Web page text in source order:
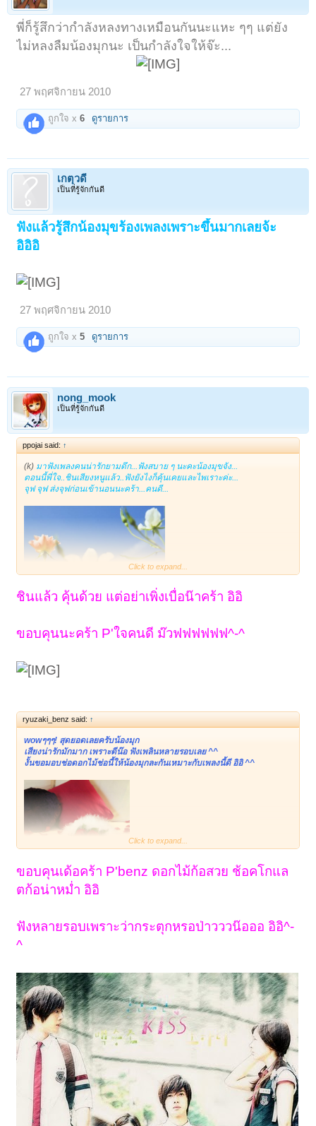
พี่ก็รู้สึกว่ากำลังหลงทางเหมือนกันนะแหะ ๆๆ แต่ยัง
ไม่หลงลืมน้องมุกนะ เป็นกำลังใจให้จ๊ะ...
27 พฤศจิกายน 2010
ถูกใจ x6 ดูรายการ
เกตุวดี
เป็นที่รู้จักกันดี
ฟังแล้วรู้สึกน้องมุขร้องเพลงเพราะขึ้นมากเลยจ้ะ
อิอิอิ
27 พฤศจิกายน 2010
ถูกใจ x5 ดูรายการ
nong_mook
เป็นที่รู้จักกันดี
ppojai said: ↑
(k) มาฟังเพลงคนน่ารักยามดึก...ฟังสบาย ๆ นะคะน้องมุขจัง...
ตอนนี้พี่ใจ..ชินเสียงหนูแล้ว..ฟังยังไงก็คุ้นเคยและไพเราะค่ะ...
จุฟ จุฟ ส่งจุฟก่อนเข้านอนนะคร้า...คนดี...
Click to expand...
ชินแล้ว คุ้นด้วย แต่อย่าเพิ่งเบื่อน๊าคร้า อิอิ
ขอบคุนนะคร้า P'ใจคนดี ม๊วฟฟฟฟฟฟ^-^
ryuzaki_benz said: ↑
wowๆๆๆ! สุดยอดเลยครับน้องมุก
เสียงน่ารักมักมาก เพราะดีน๊อ ฟังเพลินหลายรอบเลย ^^
งั้นขอมอบช่อดอกไม้ช่อนี้ให้น้องมุกละกันเหมาะกับเพลงนี้ดี อิอิ ^^
Click to expand...
ขอบคุนเด้อคร้า P'benz ดอกไม้ก้อสวย ช้อคโกแล
ตก้อน่าหม่ำ อิอิ
ฟังหลายรอบเพราะว่ากระตุกหรอป่าวววน๊อออ อิอิ^-
^